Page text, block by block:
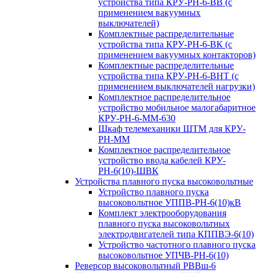
устройства типа КРУ-РН-6-ВВ (с
применением вакуумных
выключателей)
Комплектные распределительные
устройства типа КРУ-РН-6-ВК (с
применением вакуумных контакторов)
Комплектные распределительные
устройства типа КРУ-РН-6-ВНТ (с
применением выключателей нагрузки)
Комплектное распределительное
устройство мобильное малогабаритное
КРУ-РН-6-ММ-630
Шкаф телемеханики ШТМ для КРУ-
РН-ММ
Комплектное распределительное
устройство ввода кабелей КРУ-
РН-6(10)-ШВК
Устройства плавного пуска высоковольтные
Устройство плавного пуска
высоковольтное УППВ-РН-6(10)кВ
Комплект электрооборудования
плавного пуска высоковольтных
электродвигателей типа КППВЭ-6(10)
Устройство частотного плавного пуска
высоковольтное УПЧВ-РН-6(10)
Реверсор высоковольтный РВВш-6